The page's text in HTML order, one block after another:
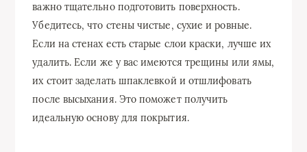
важно тщательно подготовить поверхность.
Убедитесь, что стены чистые, сухие и ровные.
Если на стенах есть старые слои краски, лучше их
удалить. Если же у вас имеются трещины или ямы,
их стоит заделать шпаклевкой и отшлифовать
после высыхания. Это поможет получить
идеальную основу для покрытия.